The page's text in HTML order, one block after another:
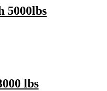
5000lbs
lbs